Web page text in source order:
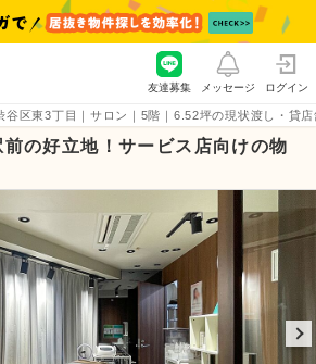
谷区東3丁目｜サロン｜5階｜6.52坪の現状渡し・貸
友達募集 メッセージ ログイン
の好立地！サービス店向けの物